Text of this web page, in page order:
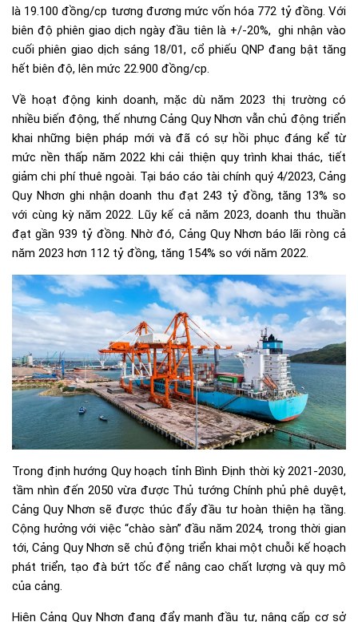
là 19.100 đồng/cp tương đương mức vốn hóa 772 tỷ đồng. Với
biên độ phiên giao dịch ngày đầu tiên là +/-20%, ghi nhận vào
cuối phiên giao dịch sáng 18/01, cổ phiếu QNP đang bật tăng
hết biên độ, lên mức 22.900 đồng/cp.
Về hoạt động kinh doanh, mặc dù năm 2023 thị trường có
nhiều biến động, thế nhưng Cảng Quy Nhơn vẫn chủ động triển
khai những biện pháp mới và đã có sự hồi phục đáng kể từ
mức nền thấp năm 2022 khi cải thiện quy trình khai thác, tiết
giảm chi phí thuê ngoài. Tại báo cáo tài chính quý 4/2023, Cảng
Quy Nhơn ghi nhận doanh thu đạt 243 tỷ đồng, tăng 13% so
với cùng kỳ năm 2022. Lũy kế cả năm 2023, doanh thu thuần
đạt gần 939 tỷ đồng. Nhờ đó, Cảng Quy Nhơn báo lãi ròng cả
năm 2023 hơn 112 tỷ đồng, tăng 154% so với năm 2022.
Trong định hướng Quy hoạch tỉnh Bình Định thời kỳ 2021-2030,
tầm nhìn đến 2050 vừa được Thủ tướng Chính phủ phê duyệt,
Cảng Quy Nhơn sẽ được thúc đẩy đầu tư hoàn thiện hạ tầng.
Cộng hưởng với việc “chào sàn” đầu năm 2024, trong thời gian
tới, Cảng Quy Nhơn sẽ chủ động triển khai một chuỗi kế hoạch
phát triển, tạo đà bứt tốc để nâng cao chất lượng và quy mô
của cảng.
Hiện Cảng Quy Nhơn đang đẩy mạnh đầu tư, nâng cấp cơ sở